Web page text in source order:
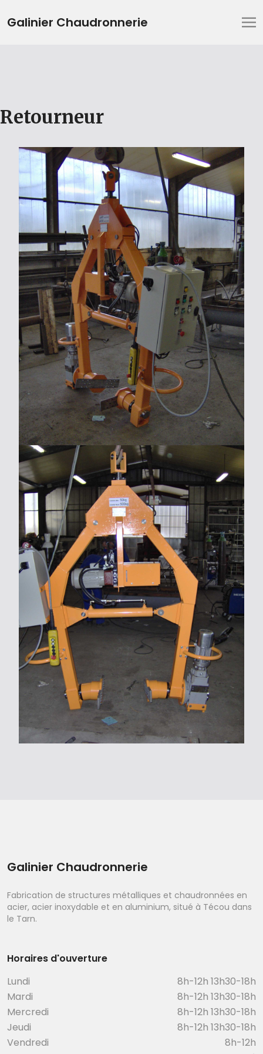
Galinier Chaudronnerie
Retourneur
Galinier Chaudronnerie
Fabrication de structures métalliques et chaudronnées en
acier, acier inoxydable et en aluminium, situé à Técou dans
le Tarn.
Horaires d'ouverture
Lundi
8h-12h 13h30-18h
Mardi
8h-12h 13h30-18h
Mercredi
8h-12h 13h30-18h
Jeudi
8h-12h 13h30-18h
Vendredi
8h-12h